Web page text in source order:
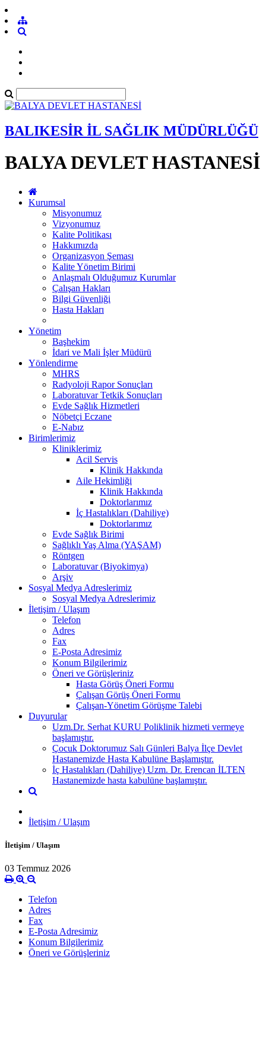
BALIKESİR İL SAĞLIK MÜDÜRLÜĞÜ
BALYA DEVLET HASTANESİ
Kurumsal
Misyonumuz
Vizyonumuz
Kalite Politikası
Hakkımızda
Organizasyon Şeması
Kalite Yönetim Birimi
Anlaşmalı Olduğumuz Kurumlar
Çalışan Hakları
Bilgi Güvenliği
Hasta Hakları
Yönetim
Başhekim
İdari ve Mali İşler Müdürü
Yönlendirme
MHRS
Radyoloji Rapor Sonuçları
Laboratuvar Tetkik Sonuçları
Evde Sağlık Hizmetleri
Nöbetçi Eczane
E-Nabız
Birimlerimiz
Kliniklerimiz
Acil Servis
Klinik Hakkında
Aile Hekimliği
Klinik Hakkında
Doktorlarımız
İç Hastalıkları (Dahiliye)
Doktorlarımız
Evde Sağlık Birimi
Sağlıklı Yaş Alma (YAŞAM)
Röntgen
Laboratuvar (Biyokimya)
Arşiv
Sosyal Medya Adreslerimiz
Sosyal Medya Adreslerimiz
İletişim / Ulaşım
Telefon
Adres
Fax
E-Posta Adresimiz
Konum Bilgilerimiz
Öneri ve Görüşleriniz
Hasta Görüş Öneri Formu
Çalışan Görüş Öneri Formu
Çalışan-Yönetim Görüşme Talebi
Duyurular
Uzm.Dr. Serhat KURU Poliklinik hizmeti vermeye
başlamıştır.
Çocuk Doktorumuz Salı Günleri Balya İlçe Devlet
Hastanemizde Hasta Kabulüne Başlamıştır.
İç Hastalıkları (Dahiliye) Uzm. Dr. Erencan İLTEN
Hastanemizde hasta kabulüne başlamıştır.
İletişim / Ulaşım
İletişim / Ulaşım
03 Temmuz 2026
Telefon
Adres
Fax
E-Posta Adresimiz
Konum Bilgilerimiz
Öneri ve Görüşleriniz